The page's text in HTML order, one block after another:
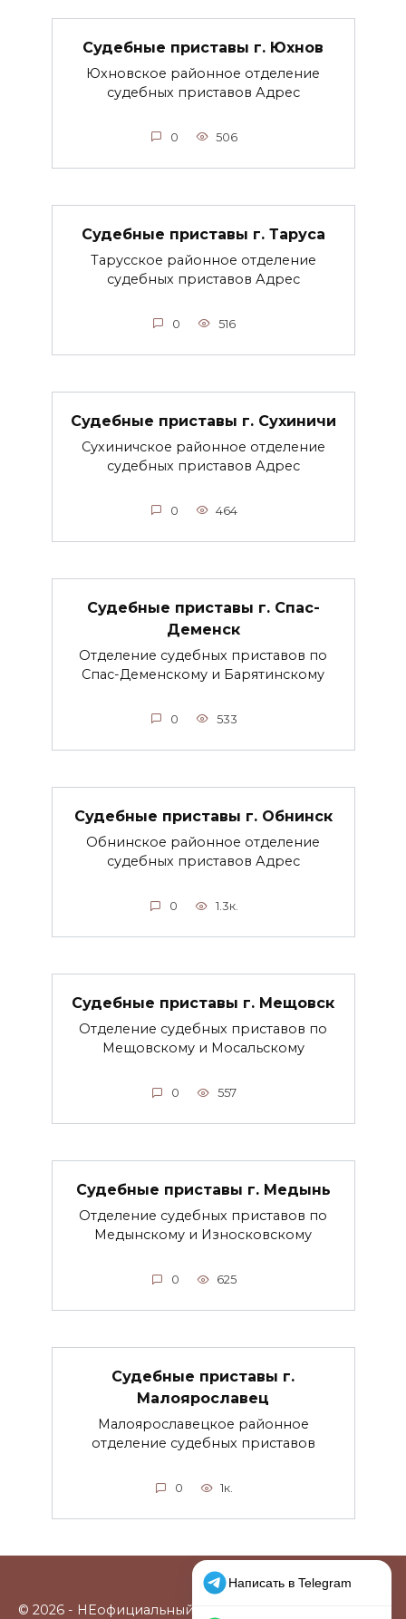
Судебные приставы г. Юхнов
Юхновское районное отделение
судебных приставов Адрес
0 506
Судебные приставы г. Таруса
Тарусское районное отделение
судебных приставов Адрес
0 516
Судебные приставы г. Сухиничи
Сухиничское районное отделение
судебных приставов Адрес
0 464
Судебные приставы г. Спас-
Деменск
Отделение судебных приставов по
Спас-Деменскому и Барятинскому
0 533
Судебные приставы г. Обнинск
Обнинское районное отделение
судебных приставов Адрес
0 1.3к.
Судебные приставы г. Мещовск
Отделение судебных приставов по
Мещовскому и Мосальскому
0 557
Судебные приставы г. Медынь
Отделение судебных приставов по
Медынскому и Износковскому
0 625
Судебные приставы г.
Малоярославец
Малоярославецкое районное
отделение судебных приставов
0 1к.
© 2026 - НЕофициальный информационный сайт,